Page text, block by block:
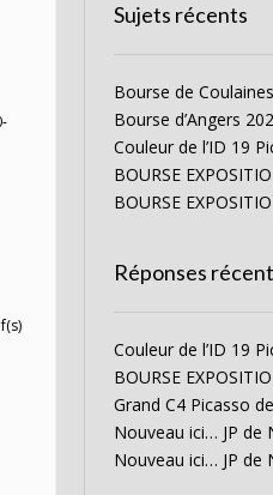
Sujets récents
Bourse de
Bourse d’Angers
Couleur de l’ID 19
BOURSE
BOURSE
Réponses
Couleur de l’ID 19
BOURSE
Grand C4 Picasso
Nouveau ici… JP de
Nouveau ici… JP de